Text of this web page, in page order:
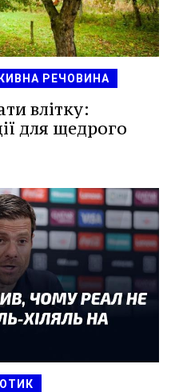
РЕЧОВИНА
влітку:
для щедрого